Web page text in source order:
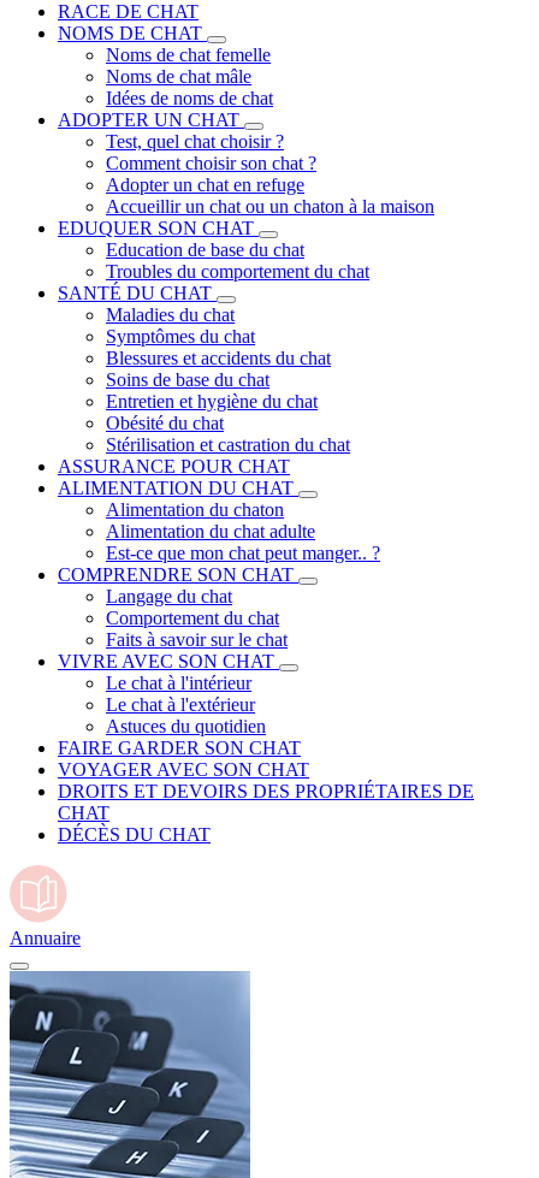
RACE DE CHAT
NOMS DE CHAT
Noms de chat femelle
Noms de chat mâle
Idées de noms de chat
ADOPTER UN CHAT
Test, quel chat choisir ?
Comment choisir son chat ?
Adopter un chat en refuge
Accueillir un chat ou un chaton à la maison
EDUQUER SON CHAT
Education de base du chat
Troubles du comportement du chat
SANTÉ DU CHAT
Maladies du chat
Symptômes du chat
Blessures et accidents du chat
Soins de base du chat
Entretien et hygiène du chat
Obésité du chat
Stérilisation et castration du chat
ASSURANCE POUR CHAT
ALIMENTATION DU CHAT
Alimentation du chaton
Alimentation du chat adulte
Est-ce que mon chat peut manger.. ?
COMPRENDRE SON CHAT
Langage du chat
Comportement du chat
Faits à savoir sur le chat
VIVRE AVEC SON CHAT
Le chat à l'intérieur
Le chat à l'extérieur
Astuces du quotidien
FAIRE GARDER SON CHAT
VOYAGER AVEC SON CHAT
DROITS ET DEVOIRS DES PROPRIÉTAIRES DE
CHAT
DÉCÈS DU CHAT
Annuaire